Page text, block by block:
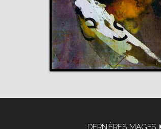
DERNIÈRES IMAGES